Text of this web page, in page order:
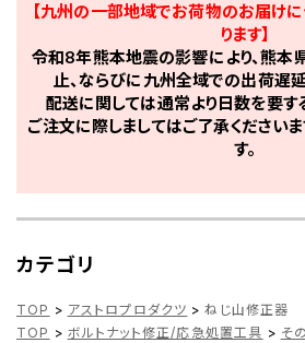
【九州の一部地域でお荷物のお届け
ります】
令和8年熊本地震の影響により、熊本
止、ならびに九州全域での出荷遅延
配送に関しては通常より日数を要す
ご注文に際しましてはご了承ください
す。
カテゴリ
TOP > アストロプロダクツ > ねじ山修正器
TOP > ボルトナット修正/応急処置工具 > そ